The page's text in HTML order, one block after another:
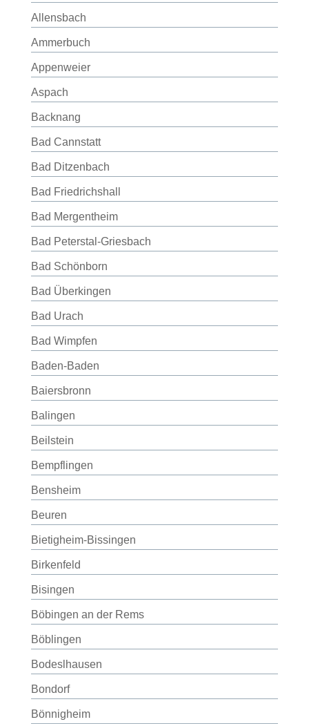
Allensbach
Ammerbuch
Appenweier
Aspach
Backnang
Bad Cannstatt
Bad Ditzenbach
Bad Friedrichshall
Bad Mergentheim
Bad Peterstal-Griesbach
Bad Schönborn
Bad Überkingen
Bad Urach
Bad Wimpfen
Baden-Baden
Baiersbronn
Balingen
Beilstein
Bempflingen
Bensheim
Beuren
Bietigheim-Bissingen
Birkenfeld
Bisingen
Böbingen an der Rems
Böblingen
Bodeslhausen
Bondorf
Bönnigheim